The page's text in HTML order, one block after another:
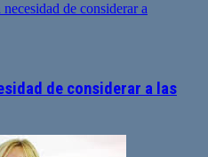
de considerar a las